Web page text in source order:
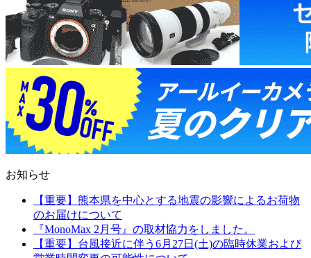
お知らせ
【重要】熊本県を中心とする地震の影響によるお荷物
のお届けについて
『MonoMax 2月号』の取材協力をしました。
【重要】台風接近に伴う6月27日(土)の臨時休業および